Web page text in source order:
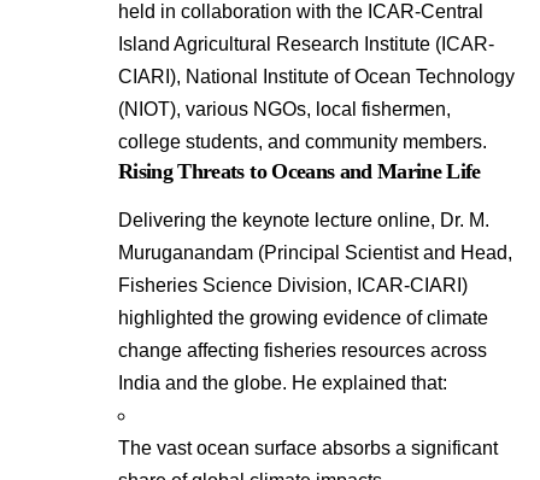
held in collaboration with the ICAR-Central
Island Agricultural Research Institute (ICAR-
CIARI), National Institute of Ocean Technology
(NIOT), various NGOs, local fishermen,
college students, and community members.
Rising Threats to Oceans and Marine Life
Delivering the keynote lecture online, Dr. M.
Muruganandam (Principal Scientist and Head,
Fisheries Science Division, ICAR-CIARI)
highlighted the growing evidence of climate
change affecting fisheries resources across
India and the globe. He explained that:
The vast ocean surface absorbs a significant